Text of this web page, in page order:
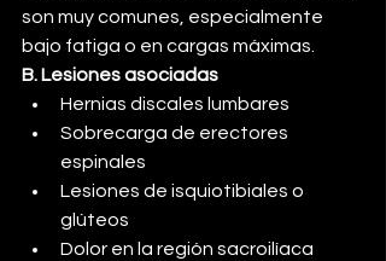
son muy comunes, especialmente
bajo fatiga o en cargas máximas.
B. Lesiones asociadas
Hernias discales lumbares
Sobrecarga de erectores
espinales
Lesiones de isquiotibiales o
glúteos
Dolor en la región sacroilíaca